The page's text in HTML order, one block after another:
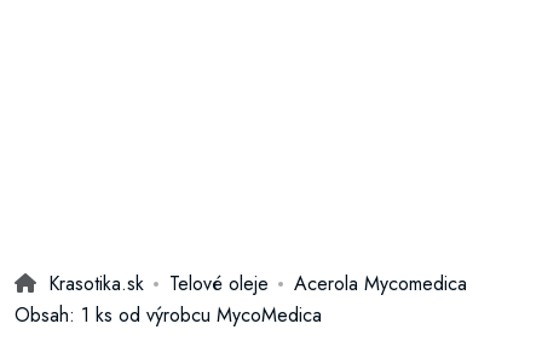
Krasotika.sk Telové oleje
Acerola Mycomedica
Obsah: 1 ks od výrobcu MycoMedica